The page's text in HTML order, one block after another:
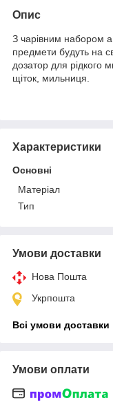
Опис
З чарівним набором
предмети будуть на
дозатор для рідкого
щіток, мильниця.
Характеристики
Основні
Матеріал
Тип
Умови доставки
Нова Пошта
Укрпошта
Всі умови доставки
Умови оплати